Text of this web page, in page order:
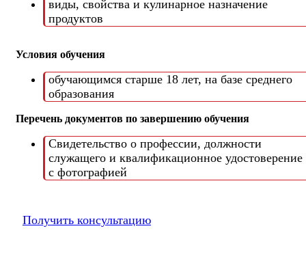
виды, свойства и кулинарное назначение
продуктов
Условия обучения
обучающимся старше 18 лет, на базе среднего
образования
Перечень документов по завершению обучения
Свидетельство о профессии, должности
служащего и квалификационное удостоверение
с фотографией
Получить консультацию